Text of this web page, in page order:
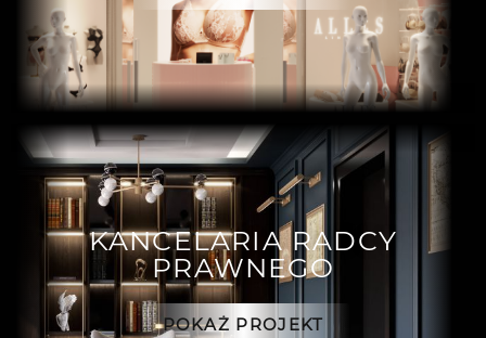
KANCELARIA RADCY
PRAWNEGO
POKAŻ PROJEKT